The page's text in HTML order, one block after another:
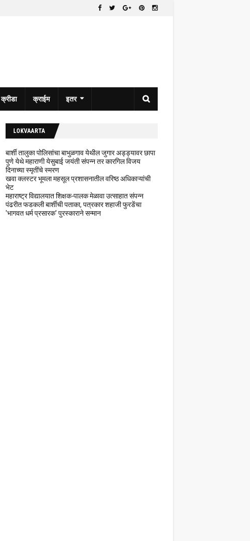
क्रीडा क्राईम इतर
LOKVAARTA
बार्शी तालुका पोलिसांचा बाभुळगाव येथील जुगार अड्ड्यावर छापा
पुणे येथे महाराणी येसुबाई जयंती संपन्न तर कारगिल विजय
दिनाच्या स्मृतींचे स्मरण
खवा क्लस्टर भूमला महसूल प्रशासनातील वरिष्ठ अधिकाऱ्यांची
भेट
महाराष्ट्र विद्यालयात शिक्षक-पालक मेळावा उत्साहात संपन्न
पंढरीत फडकली बार्शीची पताका, पत्रकार शहाजी फुरडेंचा
'भागवत धर्म प्रसारक' पुरस्काराने सन्मान